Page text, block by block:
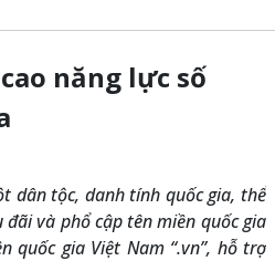
năng lực số
dân tộc, danh tính quốc gia, thể
và phổ cập tên miền quốc gia
quốc gia Việt Nam “.vn”, hỗ trợ